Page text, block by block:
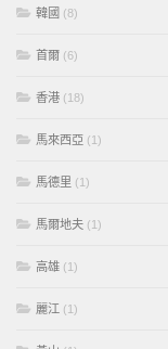
韓國 (8)
首爾 (6)
香港 (18)
馬來西亞 (1)
馬德里 (1)
馬爾地夫 (1)
高雄 (1)
麗江 (1)